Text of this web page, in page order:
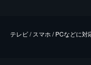
テレビ / スマホ / PCなどに対